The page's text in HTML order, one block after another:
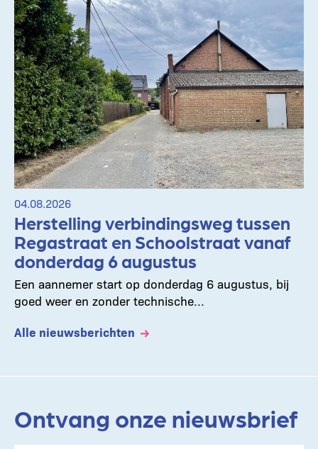
04.08.2026
Herstelling verbindingsweg tussen
Regastraat en Schoolstraat vanaf
donderdag 6 augustus
Een aannemer start op donderdag 6 augustus, bij
goed weer en zonder technische...
Alle nieuwsberichten
Ontvang onze nieuwsbrief